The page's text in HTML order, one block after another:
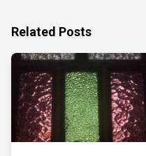
Related Posts